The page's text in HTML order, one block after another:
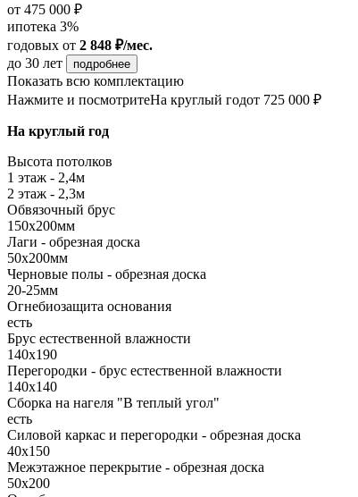
от 475 000 ₽
ипотека 3%
годовых от 2 848 ₽/мес.
до 30 лет
подробнее
Показать всю комплектацию
Нажмите и посмотритеНа круглый годот 725 000 ₽
На круглый год
Высота потолков
1 этаж - 2,4м
2 этаж - 2,3м
Обвязочный брус
150х200мм
Лаги - обрезная доска
50х200мм
Черновые полы - обрезная доска
20-25мм
Огнебиозащита основания
есть
Брус естественной влажности
140х190
Перегородки - брус естественной влажности
140х140
Сборка на нагеля "В теплый угол"
есть
Силовой каркас и перегородки - обрезная доска
40х150
Межэтажное перекрытие - обрезная доска
50х200